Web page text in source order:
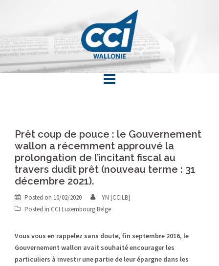
Prêt coup de pouce : le Gouvernement
wallon a récemment approuvé la
prolongation de l’incitant fiscal au
travers dudit prêt (nouveau terme : 31
décembre 2021).
Posted on 10/02/2020
YN [CCILB]
Posted in CCI Luxembourg Belge
Vous vous en rappelez sans doute, fin septembre 2016, le
Gouvernement wallon avait souhaité encourager les
particuliers à investir une partie de leur épargne dans les